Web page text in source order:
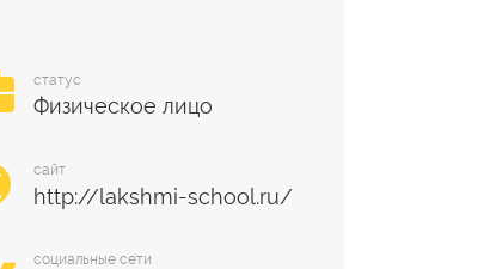
статус
Физическое лицо
сайт
социальные сети